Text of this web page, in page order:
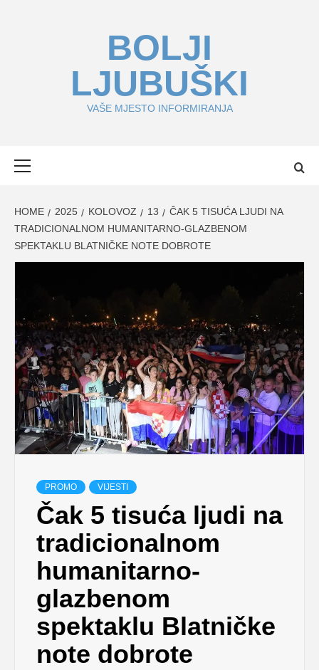
BOLJI
LJUBUŠKI
VAŠE MJESTO INFORMIRANJA
HOME 2025 KOLOVOZ 13
ČAK 5 TISUĆA LJUDI NA
TRADICIONALNOM HUMANITARNO-GLAZBENOM
SPEKTAKLU BLATNIČKE NOTE DOBROTE
PROMO VIJESTI
Čak 5 tisuća ljudi na
tradicionalnom
humanitarno-
glazbenom
spektaklu Blatničke
note dobrote